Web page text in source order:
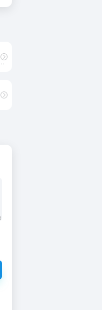
不一样的设计素材库！让自己的设计与众不同！